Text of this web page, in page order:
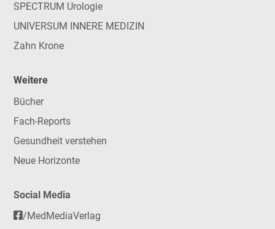
SPECTRUM Urologie
UNIVERSUM INNERE MEDIZIN
Zahn Krone
Weitere
Bücher
Fach-Reports
Gesundheit verstehen
Neue Horizonte
Social Media
/MedMediaVerlag